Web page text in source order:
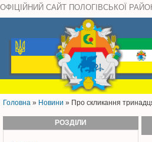
ОФІЦІЙНИЙ САЙТ ПОЛОГІВСЬКОЇ
Головна » Новини » Про скликання
РОЗДІЛИ